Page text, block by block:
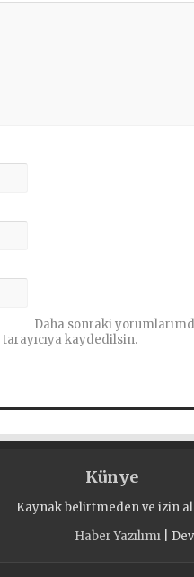
Daha sonraki
kaydedilsin.
Künye
Kaynak belirtmeden ve izin
Haber Yazılımı|